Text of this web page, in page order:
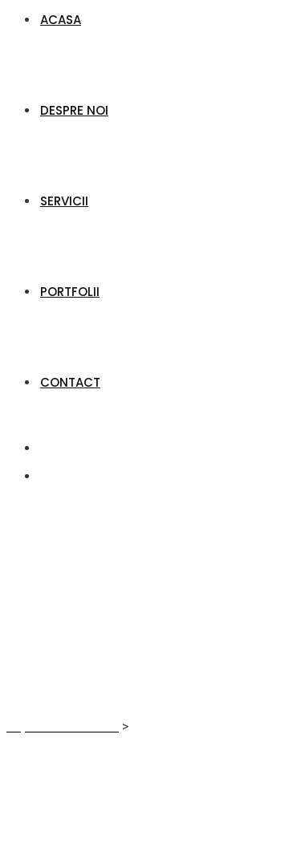
ACASA
DESPRE NOI
SERVICII
PORTFOLII
CONTACT
>